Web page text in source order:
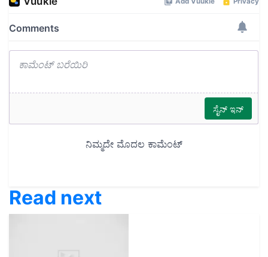
Read next